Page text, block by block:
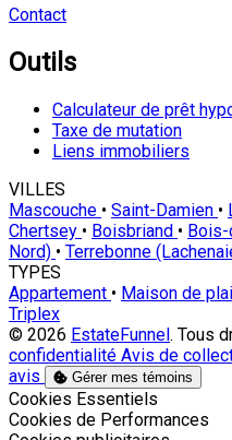
Contact
Outils
Calculateur de prêt
Taxe de mutation
Liens immobiliers
VILLES
Mascouche • Saint-Damien •
Chertsey • Boisbriand •
Nord) • Terrebonne
TYPES
Appartement • Maison de
Triplex
© 2026 EstateFunnel . Tous
confidentialité Avis de
avis
Gérer mes témoins
Activer
Cookies Essentiels
Activer
Cookies de Performances